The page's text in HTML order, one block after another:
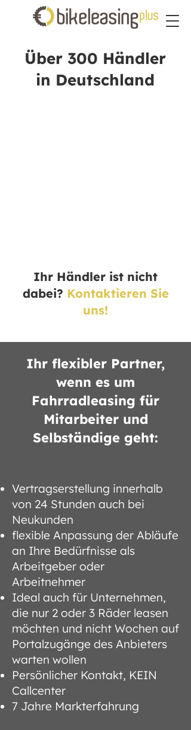
Über 300 Händler
in Deutschland
Ihr Händler ist nicht
dabei? Kontaktieren Sie
uns!
Ihr flexibler Partner,
wenn es um
Fahrradleasing für
Mitarbeiter und
Selbständige geht:
Vertragserstellung innerhalb
von 24 Stunden auch bei
Neukunden
flexible Anpassung der Abläufe
an Ihre Bedürfnisse als
Arbeitgeber oder
Arbeitnehmer
Ideal auch für Unternehmen,
die nur 2 oder 3 Räder leasen
möchten und nicht Wochen auf
Portalzugänge des Anbieters
warten wollen
Persönlicher Kontakt, KEIN
Callcenter
7 Jahre Markterfahrung